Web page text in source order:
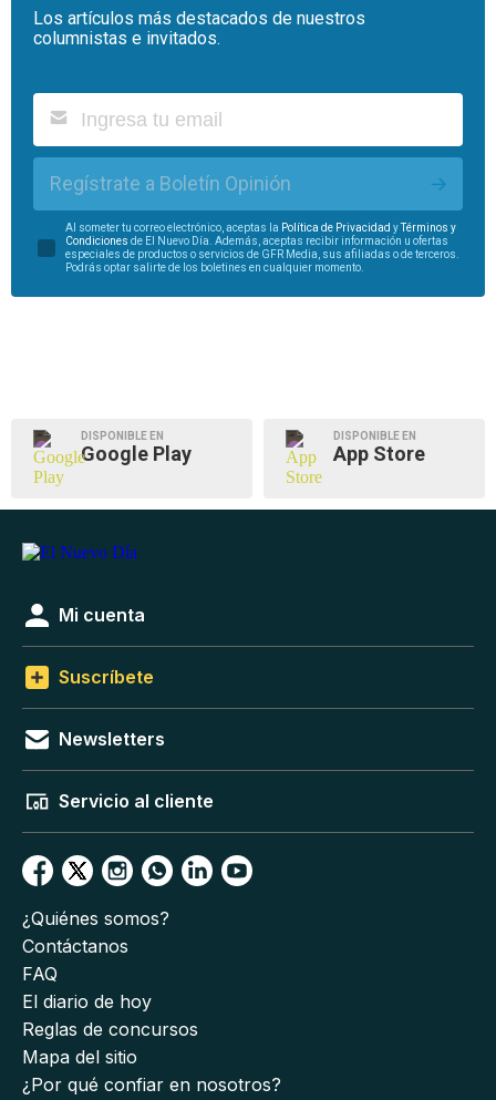
Los artículos más destacados de nuestros
columnistas e invitados.
Regístrate a Boletín Opinión
Al someter tu correo electrónico, aceptas la Política de Privacidad y
Términos y
Condiciones de El Nuevo Día. Además, aceptas recibir información u ofertas
especiales de productos o servicios de GFR Media, sus afiliadas o de terceros.
Podrás optar salirte de los boletines en cualquier momento.
DISPONIBLE EN
Google Play
DISPONIBLE EN
App Store
Mi cuenta
Suscríbete
Newsletters
Servicio al cliente
¿Quiénes somos?
Contáctanos
FAQ
El diario de hoy
Reglas de concursos
Mapa del sitio
¿Por qué confiar en nosotros?